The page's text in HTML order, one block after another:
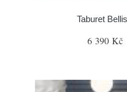
Taburet
6 390 Kč